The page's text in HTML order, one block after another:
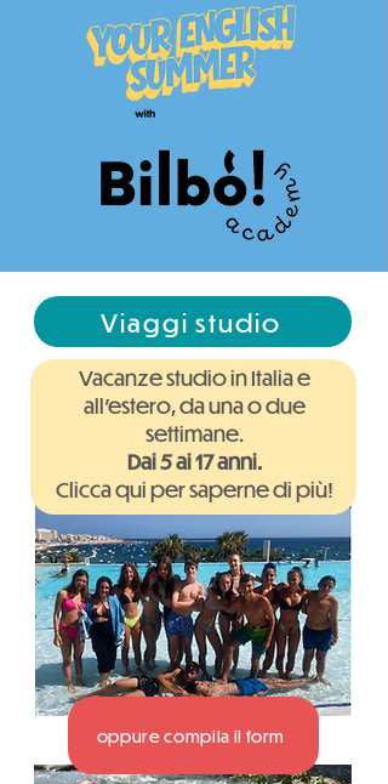
Viaggi studio
Vacanze studio in Italia e
all'estero, da una o due
settimane.
Dai 5 ai 17 anni.
Clicca qui per saperne di più!
oppure compila il form